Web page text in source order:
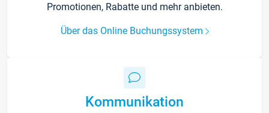
Promotionen, Rabatte und mehr anbieten.
Über das Online Buchungssystem
Kommunikation